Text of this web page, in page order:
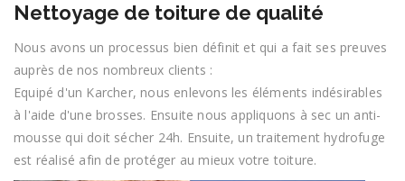
Nettoyage de toiture de qualité
Nous avons un processus bien définit et qui a fait ses preuves
auprès de nos nombreux clients :
Equipé d'un Karcher, nous enlevons les éléments indésirables
à l'aide d'une brosses. Ensuite nous appliquons à sec un anti-
mousse qui doit sécher 24h. Ensuite, un traitement hydrofuge
est réalisé afin de protéger au mieux votre toiture.